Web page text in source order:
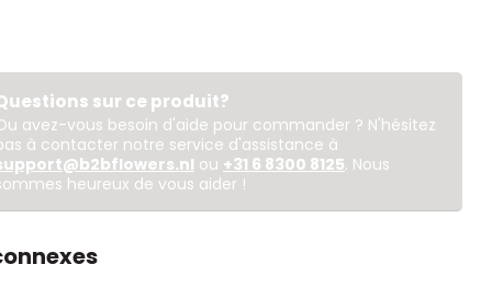
sur ce produit?
avez-vous besoin d'aide pour commander ? N'hésitez
à contacter notre service d'assistance à
ou +31 6 8300 8125. Nous
heureux de vous aider !